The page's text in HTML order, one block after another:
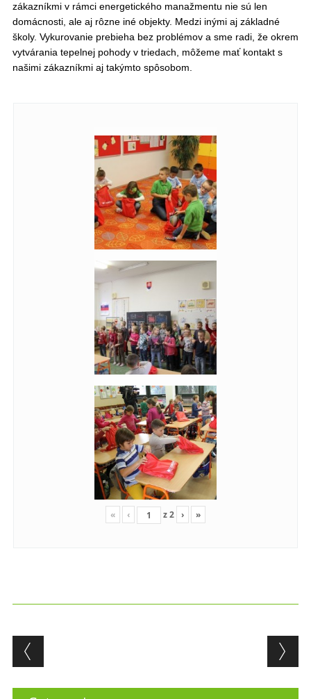
zákazníkmi v rámci energetického manažmentu nie sú len
domácnosti, ale aj rôzne iné objekty. Medzi inými aj základné
školy. Vykurovanie prebieha bez problémov a sme radi, že okrem
vytvárania tepelnej pohody v triedach, môžeme mať kontakt s
našimi zákazníkmi aj takýmto spôsobom.
« ‹ z2 › »
Post navigation